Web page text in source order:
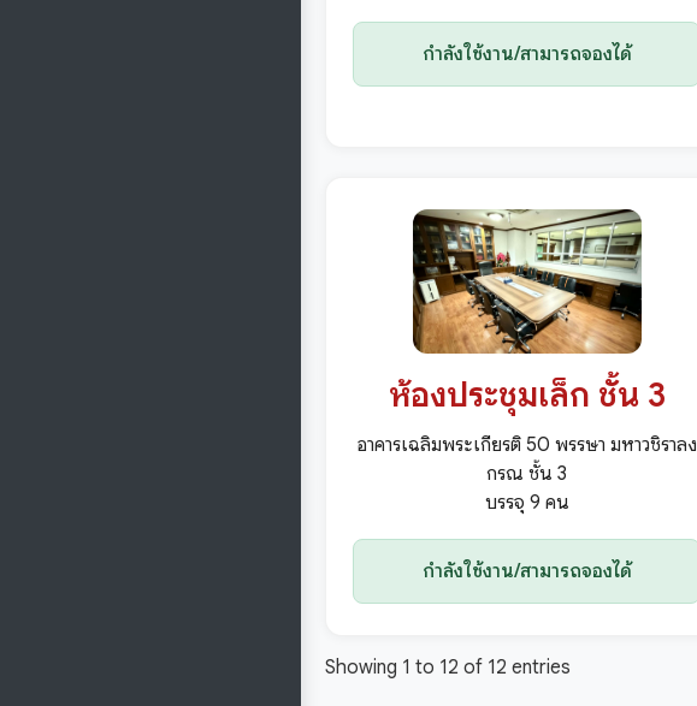
กำลังใช้งาน/สามารถจองได้
ห้องประชุมเล็ก ชั้น 3
อาคารเฉลิมพระเกียรติ 50 พรรษา มหาวชิราลง
กรณ ชั้น 3
บรรจุ 9 คน
กำลังใช้งาน/สามารถจองได้
Showing 1 to 12 of 12 entries